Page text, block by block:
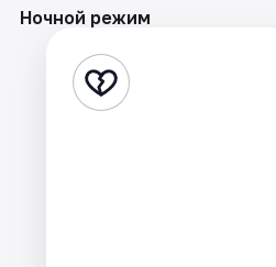
Стендап
Ночной режим